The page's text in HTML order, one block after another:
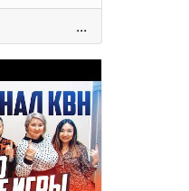
...